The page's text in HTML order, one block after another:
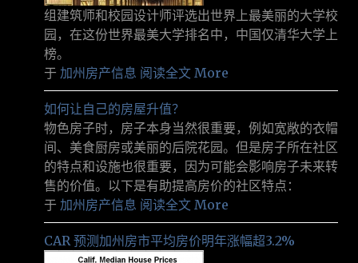
组建筑师和校园设计师评选出世界上最美丽的大学校
园，在这份世界最美大学排名中，中国仅清华大学上
榜。
于 加州房产信息 阅读全文 More
如何让自己的房屋升值？
物色房子时，房子本身当然很重要，例如宽敞的衣帽
间、美食厨房或美丽的后院花园。但是房子所在社区
的特点和设施也很重要，因为可能会影响房子未来转
售的价值。以下是有助提高房价的社区特点：
于 加州房产信息 阅读全文 More
CAR 预测加州房市平均房价明年涨幅超3.2%